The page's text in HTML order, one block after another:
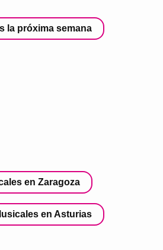
la próxima semana
en Zaragoza
en Asturias